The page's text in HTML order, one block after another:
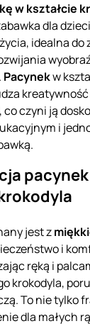
w kształcie
dla
idealna do
Pacynekw
czyni ją
i
jest z
i
ręką i
krokodyla,
To nie tylko
dla małych